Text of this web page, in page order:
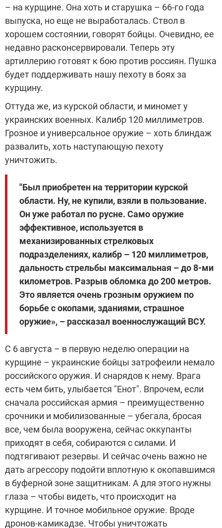
– на курщине. Она хоть и старушка – 66-го года
выпуска, но еще не выработалась. Ствол в
хорошем состоянии, говорят бойцы. Очевидно, ее
недавно расконсервировали. Теперь эту
артиллерию готовят к бою против россиян. Пушка
будет поддерживать нашу пехоту в боях за
курщину.
Оттуда же, из курской области, и миномет у
украинских военных. Калибр 120 миллиметров.
Грозное и универсальное оружие – хоть блиндаж
развалить, хоть наступающую пехоту
уничтожить.
"Был приобретен на территории курской
области. Ну, не купили, взяли в пользование.
Он уже работал по русне. Само оружие
эффективное, используется в
механизированных стрелковых
подразделениях, калибр – 120 миллиметров,
дальность стрельбы максимальная – до 8-ми
километров. Разрыв обломка до 200 метров.
Это является очень грозным оружием по
борьбе с окопами, зданиями, страшное
оружие», – рассказал военнослужащий ВСУ.
С 6 августа – в первую неделю операции на
курщине – украинские бойцы затрофеили немало
российского оружия. И снарядов к нему. Врага
есть чем бить, улыбается "Енот". Впрочем, если
сначала российская армия – преимущественно
срочники и мобилизованные – убегала, бросая
все, чем была вооружена, сейчас оккупанты
приходят в себя, собираются с силами. И
подтягивают резервы. И сейчас очень важно не
дать агрессору подойти вплотную к окопавшимся
в буферной зоне защитникам. А для этого нужны
глаза – чтобы видеть, что происходит на
курщине. И точное мобильное оружие. Вроде
дронов-камикадзе. Чтобы уничтожать